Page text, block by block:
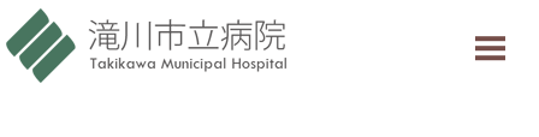
当院について